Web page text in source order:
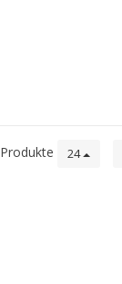
Produkte 24